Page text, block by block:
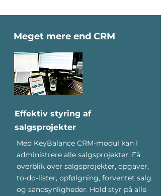
Meget mere end CRM
Effektiv styring af
salgsprojekter
Med KeyBalance CRM-modul kan I
administrere alle salgsprojekter. Få
overblik over salgsprojekter, opgaver,
to-do-lister, opfølgning, forventet salg
og sandsynligheder. Hold styr på alle